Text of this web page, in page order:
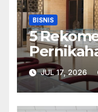
BISNIS
5
Mall
JUL 17, 2026